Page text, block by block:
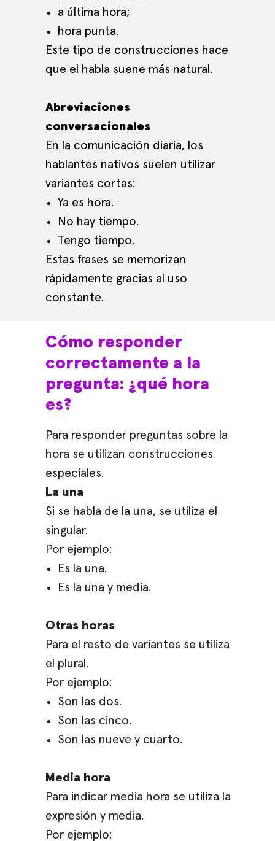
a última hora;
hora punta.
Este tipo de construcciones hace
que el habla suene más natural.
Abreviaciones
conversacionales
En la comunicación diaria, los
hablantes nativos suelen utilizar
variantes cortas:
Ya es hora.
No hay tiempo.
Tengo tiempo.
Estas frases se memorizan
rápidamente gracias al uso
constante.
Cómo responder
correctamente a la
pregunta: ¿qué hora
es?
Para responder preguntas sobre la
hora se utilizan construcciones
especiales.
La una
Si se habla de la una, se utiliza el
singular.
Por ejemplo:
Es la una.
Es la una y media.
Otras horas
Para el resto de variantes se utiliza
el plural.
Por ejemplo:
Son las dos.
Son las cinco.
Son las nueve y cuarto.
Media hora
Para indicar media hora se utiliza la
expresión y media.
Por ejemplo: